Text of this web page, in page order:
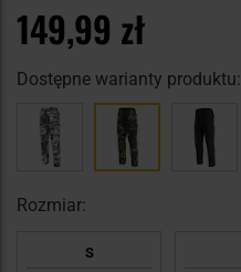
149,99 zł
Dostępne warianty produktu:
Rozmiar:
S